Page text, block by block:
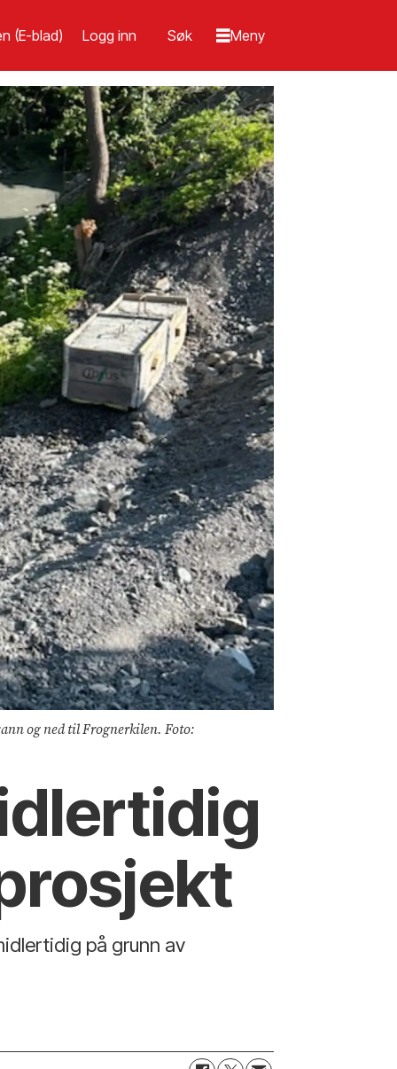
(E-blad) Logg inn
og ned til Frognerkilen. Foto:
på grunn av